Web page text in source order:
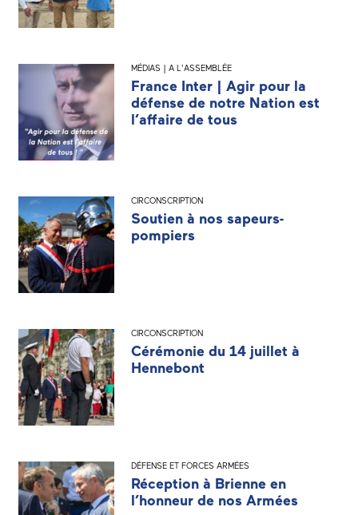
MÉDIAS | A L'ASSEMBLÉE
France Inter | Agir pour la
défense de notre Nation est
l’affaire de tous
CIRCONSCRIPTION
Soutien à nos sapeurs-
pompiers
CIRCONSCRIPTION
Cérémonie du 14 juillet à
Hennebont
DÉFENSE ET FORCES ARMÉES
Réception à Brienne en
l’honneur de nos Armées